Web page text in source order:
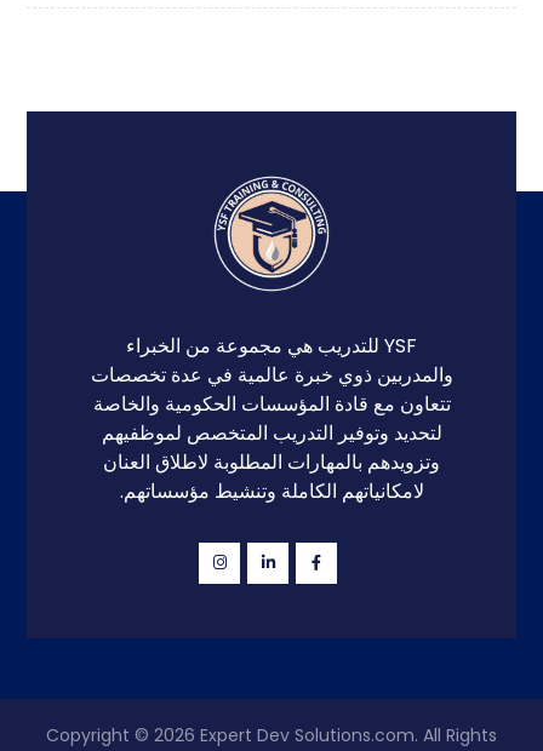
YSF للتدريب هي مجموعة من الخبراء
والمدربين ذوي خبرة عالمية في عدة تخصصات
تتعاون مع قادة المؤسسات الحكومية والخاصة
لتحديد وتوفير التدريب المتخصص لموظفيهم
وتزويدهم بالمهارات المطلوبة لاطلاق العنان
لامكانياتهم الكاملة وتنشيط مؤسساتهم.
Copyright © 2026 Expert Dev Solutions.com. All Rights